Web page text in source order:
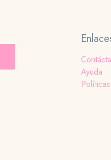
Ayuda
Políticas